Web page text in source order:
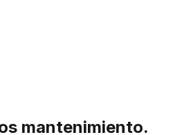
mantenimiento.